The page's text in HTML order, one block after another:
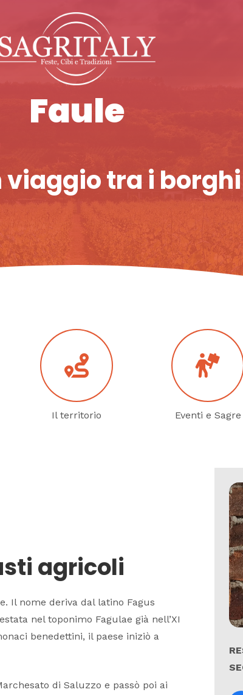
Faule
viaggio tra i
Il territorio Eventi e Sagre
agricoli
Il nome deriva dal latino Fagus
nel toponimo Fagulae già nell’XI
benedettini, il paese iniziò a
di Saluzzo e passò poi ai